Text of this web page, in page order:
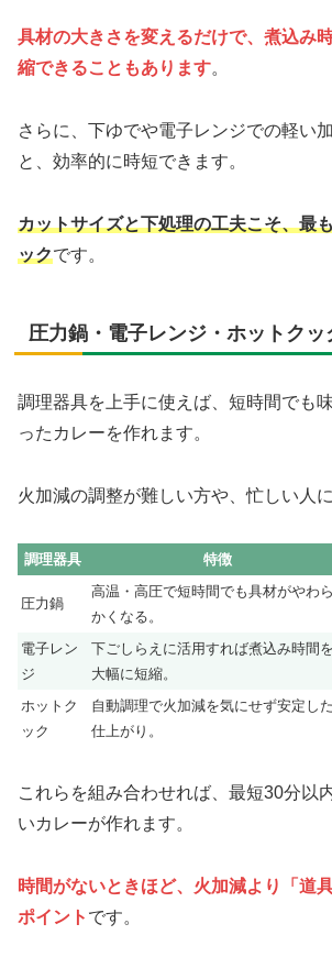
具材の大きさを変えるだけで、煮込み
縮できることもあります。
さらに、下ゆでや電子レンジでの軽い
と、効率的に時短できます。
カットサイズと下処理の工夫こそ、最
ックです。
圧力鍋・電子レンジ・ホットクッ
調理器具を上手に使えば、短時間でも
ったカレーを作れます。
火加減の調整が難しい方や、忙しい人
調理器具 特徴
圧力鍋
高温・高圧で短時間でも具材がやわら
かくなる。
電子レン
ジ
下ごしらえに活用すれば煮込み時間を
大幅に短縮。
ホットク
ック
自動調理で火加減を気にせず安定した
仕上がり。
これらを組み合わせれば、最短30分以
いカレーが作れます。
時間がないときほど、火加減より「道
ポイント です。